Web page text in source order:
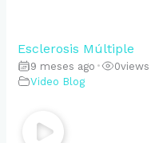
Esclerosis Múltiple
9 meses ago • 0views
Video Blog